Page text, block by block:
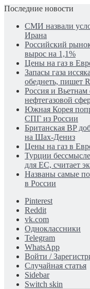
Последние новости
СМИ назвали
Ирана
Российский
вырос на 1,1%
Цены на газ в
Запасы газа
обеднеть, пишет
Россия и Вьетнам
нефтегазовой
Южная Корея
СПГ из России
Британская BP
на Шах-Дениз
Цены на газ в
Турции
для ЕС, считает
Названы самые
в России
Pinterest
Reddit
vk.com
Одноклассники
Telegram
WhatsApp
Войти /
Случайная статья
Sidebar
Switch skin